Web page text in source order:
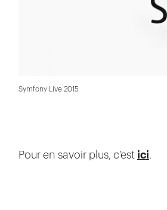
Symfony Live 2015
Pour en savoir plus, c’est ici.